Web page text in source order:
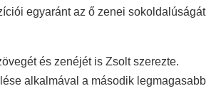
egyaránt az ő zenei sokoldalúságát
és zenéjét is Zsolt szerezte.
alkalmával a második legmagasabb